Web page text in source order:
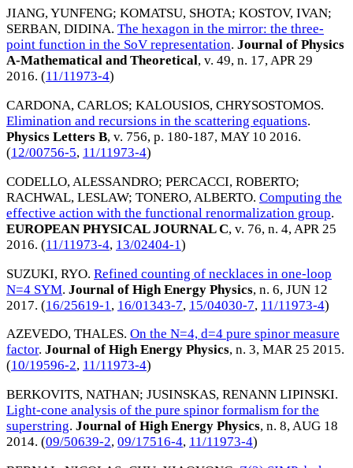
JIANG, YUNFENG; KOMATSU, SHOTA; KOSTOV, IVAN;
SERBAN, DIDINA. The hexagon in the mirror: the three-
point function in the SoV representation. Journal of Physics
A-Mathematical and Theoretical, v. 49, n. 17,APR 29
2016. (11/11973-4)
CARDONA, CARLOS; KALOUSIOS, CHRYSOSTOMOS.
Elimination and recursions in the scattering equations.
Physics Letters B, v. 756, p. 180-187, MAY 10 2016.
(12/00756-5, 11/11973-4)
CODELLO, ALESSANDRO; PERCACCI, ROBERTO;
RACHWAL, LESLAW; TONERO, ALBERTO. Computing the
effective action with the functional renormalization group.
EUROPEAN PHYSICAL JOURNAL C, v. 76, n. 4,APR 25
2016. (11/11973-4, 13/02404-1)
SUZUKI, RYO. Refined counting of necklaces in one-loop
N=4 SYM. Journal of High Energy Physics, n. 6, JUN 12
2017. (16/25619-1 , 16/01343-7, 15/04030-7, 11/11973-4)
AZEVEDO, THALES. On the N=4, d=4 pure spinor measure
factor. Journal of High Energy Physics, n. 3, MAR 25 2015.
(10/19596-2, 11/11973-4)
BERKOVITS, NATHAN; JUSINSKAS, RENANN LIPINSKI.
Light-cone analysis of the pure spinor formalism for the
superstring. Journal of High Energy Physics, n. 8,AUG 18
2014. (09/50639-2, 09/17516-4, 11/11973-4)